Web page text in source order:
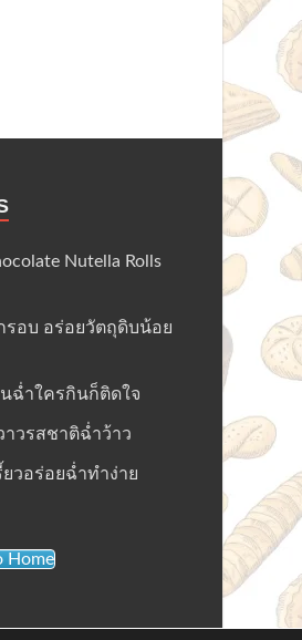
Nutella Rolls
อบ อร่อยวัตถุดิบน้อย
ฉ่ำใครกินก็ติดใจ
วรสชาติฉ่ำว้าว
วอร่อยฉ่ำทำง่าย
Home